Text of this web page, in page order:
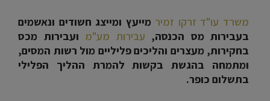
משרד עו"ד זרקו זמיר מייעץ ומייצג חשודים ונאשמים
בעבירות מס הכנסה, עבירות מע"מ ועבירות מכס
בחקירות, מעצרים והליכים פליליים מול רשות המסים,
ומתמחה בהגשת בקשות להמרת ההליך הפלילי
בתשלום כופר.